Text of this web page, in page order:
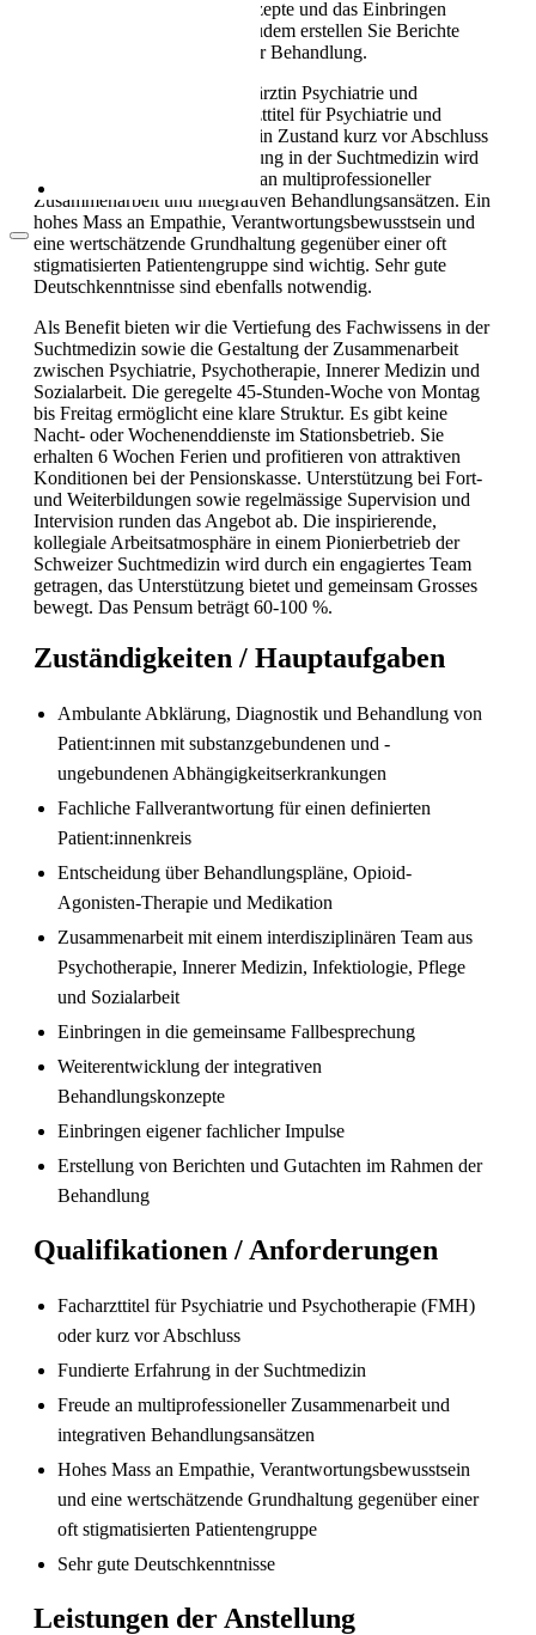
Als Pflegekraft in die Schweiz: Leben, Kultur
und Alltag (2026)
Arbeitsbedingungen in der Pflege in der
Schweiz
Pflegefachperson Schweiz: Anerkennung &
Die gefragtesten Gesundheitsberufe in der
Sind in Deutschland ausgebildete
integrativen Behandlungskonzepte und das Einbringen
eigener fachlicher Impulse. Zudem erstellen Sie Berichte
und Gutachten im Rahmen der Behandlung.
Für diese Rolle als Oberarzt/-ärztin Psychiatrie und
Psychotherapie ist ein Facharzttitel für Psychiatrie und
Psychotherapie (FMH) oder ein Zustand kurz vor Abschluss
erforderlich. Fundierte Erfahrung in der Suchtmedizin wird
vorausgesetzt, ebenso Freude an multiprofessioneller
Zusammenarbeit und integrativen Behandlungsansätzen. Ein
hohes Mass an Empathie, Verantwortungsbewusstsein und
eine wertschätzende Grundhaltung gegenüber einer oft
stigmatisierten Patientengruppe sind wichtig. Sehr gute
Deutschkenntnisse sind ebenfalls notwendig.
Als Benefit bieten wir die Vertiefung des Fachwissens in der
Suchtmedizin sowie die Gestaltung der Zusammenarbeit
zwischen Psychiatrie, Psychotherapie, Innerer Medizin und
Sozialarbeit. Die geregelte 45-Stunden-Woche von Montag
bis Freitag ermöglicht eine klare Struktur. Es gibt keine
Nacht- oder Wochenenddienste im Stationsbetrieb. Sie
erhalten 6 Wochen Ferien und profitieren von attraktiven
Konditionen bei der Pensionskasse. Unterstützung bei Fort-
und Weiterbildungen sowie regelmässige Supervision und
Intervision runden das Angebot ab. Die inspirierende,
kollegiale Arbeitsatmosphäre in einem Pionierbetrieb der
Schweizer Suchtmedizin wird durch ein engagiertes Team
getragen, das Unterstützung bietet und gemeinsam Grosses
bewegt. Das Pensum beträgt 60-100 %.
Zuständigkeiten / Hauptaufgaben
Ambulante Abklärung, Diagnostik und Behandlung von
Patient:innen mit substanzgebundenen und -
ungebundenen Abhängigkeitserkrankungen
Fachliche Fallverantwortung für einen definierten
Patient:innenkreis
Entscheidung über Behandlungspläne, Opioid-
Agonisten-Therapie und Medikation
Zusammenarbeit mit einem interdisziplinären Team aus
Psychotherapie, Innerer Medizin, Infektiologie, Pflege
und Sozialarbeit
Einbringen in die gemeinsame Fallbesprechung
Weiterentwicklung der integrativen
Behandlungskonzepte
Einbringen eigener fachlicher Impulse
Erstellung von Berichten und Gutachten im Rahmen der
Behandlung
Qualifikationen / Anforderungen
Facharzttitel für Psychiatrie und Psychotherapie (FMH)
oder kurz vor Abschluss
Fundierte Erfahrung in der Suchtmedizin
Freude an multiprofessioneller Zusammenarbeit und
integrativen Behandlungsansätzen
Hohes Mass an Empathie, Verantwortungsbewusstsein
und eine wertschätzende Grundhaltung gegenüber einer
oft stigmatisierten Patientengruppe
Sehr gute Deutschkenntnisse
Leistungen der Anstellung